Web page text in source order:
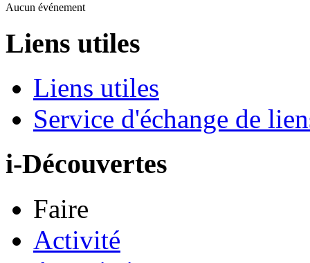
Aucun événement
Liens utiles
Liens utiles
Service d'échange de
i-Découvertes
Faire
Activité